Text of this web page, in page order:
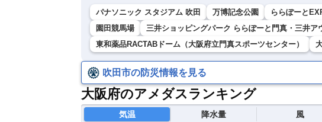
パナソニック スタジアム 吹田 万博記念公園 ららぽーと
園田競馬場
三井ショッピングパーク ららぽーと門真・三井ア
東和薬品RACTABドーム（大阪府立門真スポーツセンター）
吹田市の防災情報を見る
大阪府のアメダスランキング
気温 降水量 風